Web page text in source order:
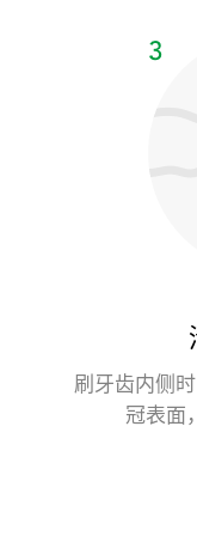
刷牙齿内侧
冠表面